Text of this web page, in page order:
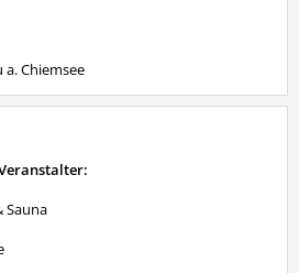
a. Chiemsee
Sauna